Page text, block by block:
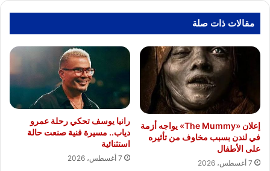
فيديو
وصور
مقالات ذات صلة
إعلان «The Mummy» يواجه أزمة
في لندن بسبب مخاوف من تأثيره
على الأطفال
7 أغسطس، 2026
رانيا يوسف تحكي رحلة عمرو
دياب.. مسيرة فنية صنعت حالة
استثنائية
7 أغسطس، 2026